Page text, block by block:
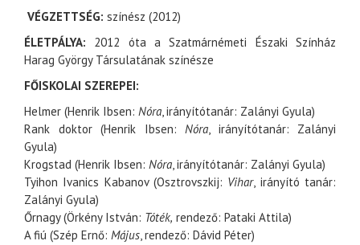
VÉGZETTSÉG: színész (2012)
ÉLETPÁLYA: 2012 óta a Szatmárnémeti Északi Színház
Harag György Társulatának színésze
FŐISKOLAI SZEREPEI:
Helmer (Henrik Ibsen: Nóra, irányítótanár: Zalányi Gyula)
Rank doktor (Henrik Ibsen: Nóra, irányítótanár: Zalányi
Gyula)
Krogstad (Henrik Ibsen: Nóra, irányítótanár: Zalányi Gyula)
Tyihon Ivanics Kabanov (Osztrovszkij: Vihar, irányító tanár:
Zalányi Gyula)
Őrnagy (Örkény István: Tóték, rendező: Pataki Attila)
A fiú (Szép Ernő: Május, rendező: Dávid Péter)